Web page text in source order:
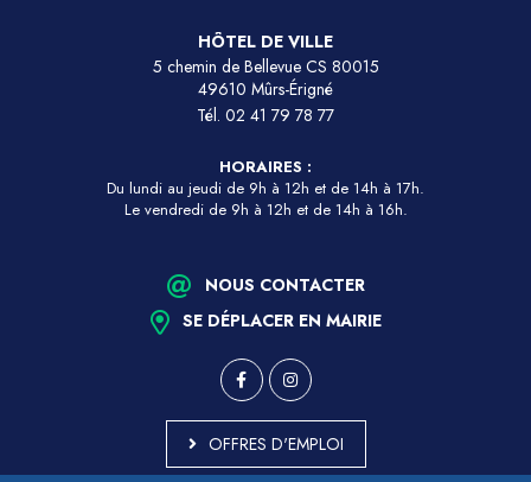
HÔTEL DE VILLE
5 chemin de Bellevue CS 80015
49610 Mûrs-Érigné
Tél. 02 41 79 78 77
HORAIRES :
Du lundi au jeudi de 9h à 12h et de 14h à 17h.
Le vendredi de 9h à 12h et de 14h à 16h.
NOUS CONTACTER
SE DÉPLACER EN MAIRIE
OFFRES D'EMPLOI